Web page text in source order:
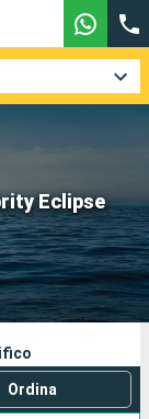
Eclipse
Ordina